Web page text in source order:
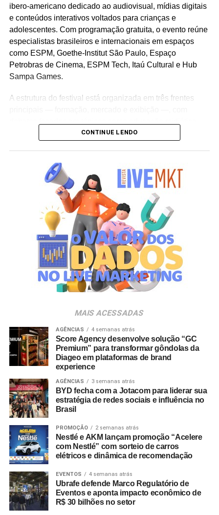
ibero-americano dedicado ao audiovisual, mídias digitais
e conteúdos interativos voltados para crianças e
adolescentes. Com programação gratuita, o evento reúne
especialistas brasileiros e internacionais em espaços
como ESPM, Goethe-Institut São Paulo, Espaço
Petrobras de Cinema, ESPM Tech, Itaú Cultural e Hub
Sampa Games.
A estrutura do festival está organizada em três frentes
inteligência criativa, jogos eletrônicos, o impacto do ECA
Destaques da programação
Seminário do Audiovisual Infantil: Ciclo de seis dias
masterclasses ,workshops, painéis de mercado e
apresentação de pesquisas sobre produção de conteúdo
e políticas públicas para a infância.
Masterclass Internacional:Apresentação do diretor
holandês Jan-Willem Bult, referência em documentários
feitos com crianças e criador da metodologia
Preschool.doc, sobre construção de narrativas reais na
ficção e no formato documental.
Debates sobre ECA Digital:Painel com a participação
do Instituto Alana e advogados especializados para
discutir as adequações regulatórias exigidas de
produtoras de conteúdo, desenvolvedoras degamese
projetos educativos.
Competição de Obras Digitais e Interativas:
competitiva que reúne produções nas categoriasgames,
e-books,podcasts, aplicativos e experiências
acompanhada de rodadas de conversa entre
desenvolvedores.
Conversa comKids:Encontros focados na criação de
personagens, no papel da ficção na formação infantil e
nos desafios de distribuição em plataformas de
demand.
Para o fortalecimento da cadeia produtiva, o evento
CONTINUE LENDO
MAIS ACESSADAS
AGÊNCIAS 4 semanas atrás
Score Agency desenvolve solução “GC
Premium” para transformar gôndolas da
Diageo em plataformas de brand
experience
AGÊNCIAS 3 semanas atrás
BYD fecha com a Jotacom para liderar sua
estratégia de redes sociais e influência no
Brasil
PROMOÇÃO 2 semanas atrás
Nestlé e AKM lançam promoção “Acelere
com Nestlé” com sorteio de carros
elétricos e dinâmica de recomendação
EVENTOS 4 semanas atrás
Ubrafe defende Marco Regulatório de
Eventos e aponta impacto econômico de
R$ 30 bilhões no setor